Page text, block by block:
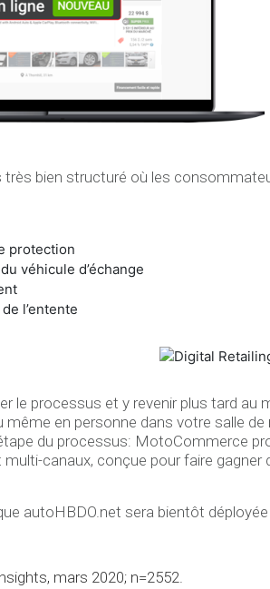
bien structuré où les
protection
véhicule d’échange
l’entente
processus et y revenir plus tard au
en personne dans votre salle
du processus: MotoCommerce
multi-canaux, conçue pour faire
autoHBDO.net sera bientôt
mars 2020; n=2552.